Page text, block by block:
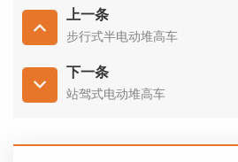
上一条
步行式半电动堆高车
下一条
站驾式电动堆高车